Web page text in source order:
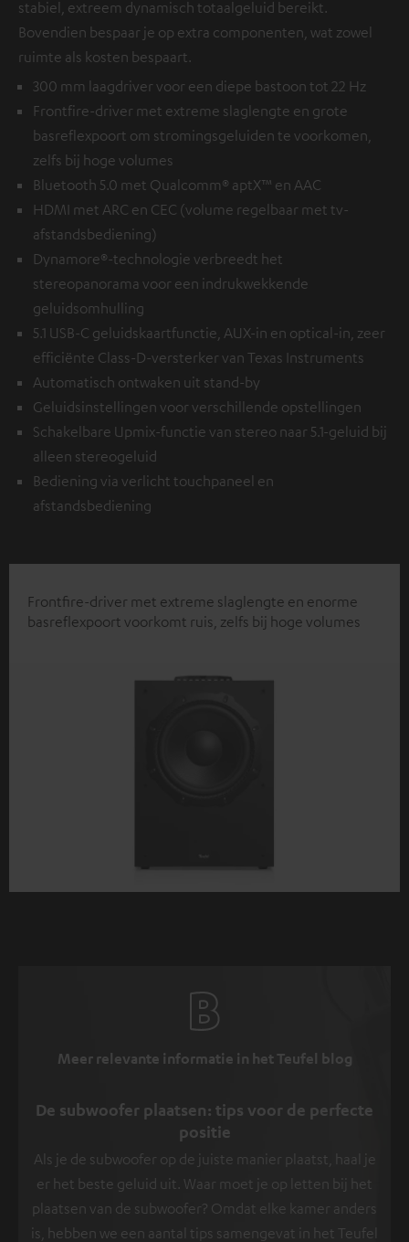
stabiel, extreem dynamisch totaalgeluid bereikt.
Bovendien bespaar je op extra componenten, wat zowel
ruimte als kosten bespaart.
300 mm laagdriver voor een diepe bastoon tot 22 Hz
Frontfire-driver met extreme slaglengte en grote
basreflexpoort om stromingsgeluiden te voorkomen,
zelfs bij hoge volumes
Bluetooth 5.0 met Qualcomm® aptX™ en AAC
HDMI met ARC en CEC (volume regelbaar met tv-
afstandsbediening)
Dynamore®-technologie verbreedt het
stereopanorama voor een indrukwekkende
geluidsomhulling
5.1 USB-C geluidskaartfunctie, AUX-in en optical-in, zeer
efficiënte Class-D-versterker van Texas Instruments
Automatisch ontwaken uit stand-by
Geluidsinstellingen voor verschillende opstellingen
Schakelbare Upmix-functie van stereo naar 5.1-geluid bij
alleen stereogeluid
Bediening via verlicht touchpaneel en
afstandsbediening
Frontfire-driver met extreme slaglengte en enorme
basreflexpoort voorkomt ruis, zelfs bij hoge volumes
Meer relevante informatie in het Teufel blog
De subwoofer plaatsen: tips voor de perfecte
positie
Als je de subwoofer op de juiste manier plaatst, haal je
er het beste geluid uit. Waar moet je op letten bij het
plaatsen van de subwoofer? Omdat elke kamer anders
is, hebben we een aantal tips samengevat in het Teufel